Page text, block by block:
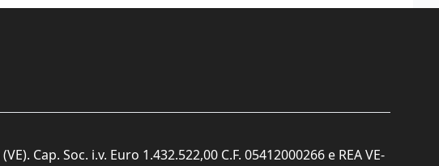
Cap. Soc. i.v. Euro 1.432.522,00 C.F. 05412000266 e REA VE-